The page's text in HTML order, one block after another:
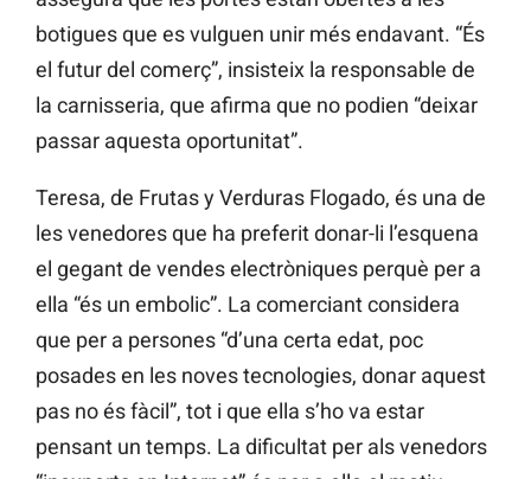
botigues que es vulguen unir més endavant. “És
el futur del comerç”, insisteix la responsable de
la carnisseria, que afirma que no podien “deixar
passar aquesta oportunitat”.
Teresa, de Frutas y Verduras Flogado, és una de
les venedores que ha preferit donar-li l’esquena
el gegant de vendes electròniques perquè per a
ella “és un embolic”. La comerciant considera
que per a persones “d’una certa edat, poc
posades en les noves tecnologies, donar aquest
pas no és fàcil”, tot i que ella s’ho va estar
pensant un temps. La dificultat per als venedors